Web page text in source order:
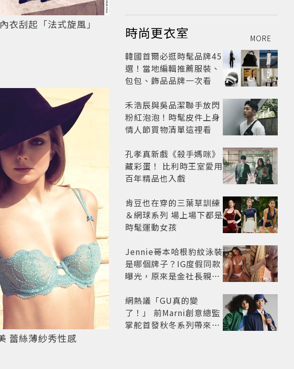
衣刮起「法式旋風」
蕾絲薄紗秀性感
時尚更衣室 MORE
韓國首爾必逛時髦品牌45
選！當地編輯推薦服裝、
包包、飾品品牌一次看
禾浩辰與吳品潔聯手放閃
粉紅泡泡！時髦皮件上身
情人節買物清單這裡看
孔孝真新戲《殺手媽咪》
藏彩蛋！ 比利時王室愛用
百年精品也入戲
肯豆也在穿的三葉草訓練
＆網球系列 場上場下都是
時髦運動女孩
Jennie哥本哈根豹紋泳裝
是哪個牌子？IG度假同款
曝光，原來是金社長親自
薦其他4款
網熱議「GU真的變
了！」 前Marni創意總監
掌舵首發秋冬系列帶來6